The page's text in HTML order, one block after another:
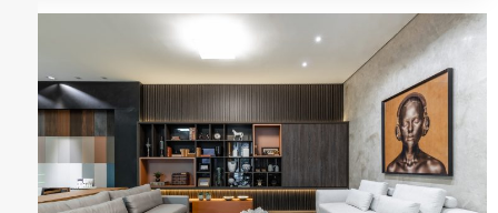
Ver mais